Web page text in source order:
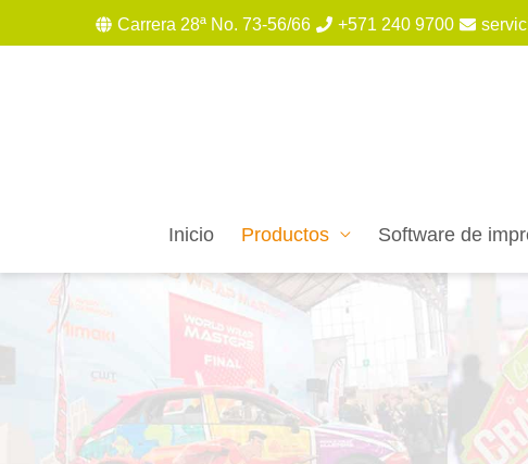
Carrera 28ª No. 73-56/66 +571 240 9700
Inicio Productos Software de